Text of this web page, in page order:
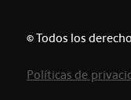
© Todos los
Políticas de